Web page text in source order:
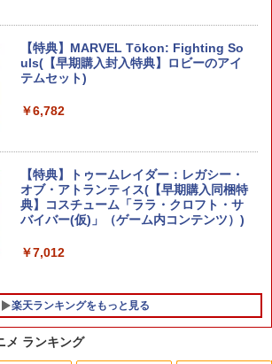
コーエーテクモゲームス 【封入特典付】
【Switch2】進撃の巨人3 通常版 [POT-P
-ABA7A NSW2 シンゲキノキョジン 3 ツ
スーパーボンバーマン コレクション Nin
tendo Switch 2 Edition 日本限定版
【特典】MARVEL Tōkon: Fighting So
uls(【早期購入封入特典】ロビーのアイ
テムセット)
￥6,782
【特典】トゥームレイダー：レガシー・
オブ・アトランティス(【早期購入同梱特
典】コスチューム「ララ・クロフト・サ
バイバー(仮)」（ゲーム内コンテンツ）)
￥7,012
楽天ランキングをもっと見る
メ ランキング